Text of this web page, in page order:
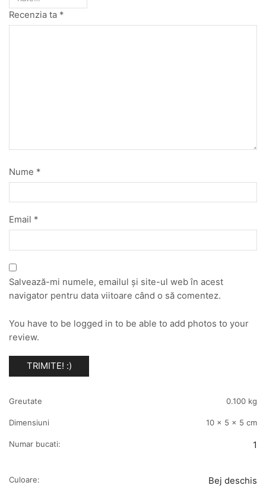
Recenzia ta *
Nume *
Email *
Salvează-mi numele, emailul și site-ul web în acest
navigator pentru data viitoare când o să comentez.
You have to be logged in to be able to add photos to your
review.
Greutate 0.100 kg
Dimensiuni 10 × 5 × 5 cm
Numar bucati: 1
Culoare: Bej deschis